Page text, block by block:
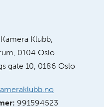
Klubb,
0104 Oslo
gate 10, 0186 Oslo
991594523